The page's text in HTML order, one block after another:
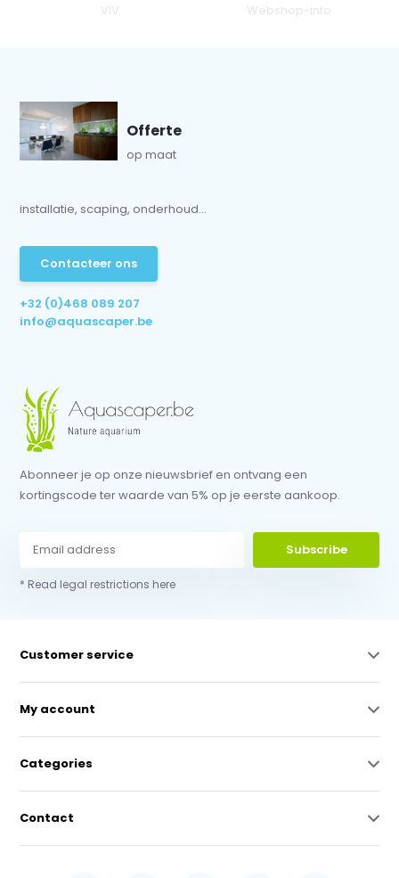
VIV Webshop-info
Offerte
op maat
installatie, scaping, onderhoud...
Contacteer ons
+32 (0)468 089 207
info@aquascaper.be
Abonneer je op onze nieuwsbrief en ontvang een
kortingscode ter waarde van 5% op je eerste aankoop.
Subscribe
* Read legal restrictions here
Customer service
My account
Categories
Contact